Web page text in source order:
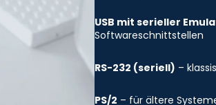
USB mit serieller
Softwareschnittstellen
RS-232 (seriell) –
PS/2 – für ältere